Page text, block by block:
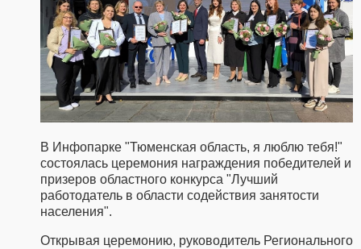
В Инфопарке "Тюменская область, я люблю тебя!"
состоялась церемония награждения победителей и
призеров областного конкурса "Лучший
работодатель в области содействия занятости
населения".
Открывая церемонию, руководитель Регионального